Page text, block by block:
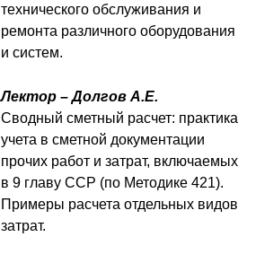
технического обслуживания и
ремонта различного оборудования
и систем.
Лектор – Долгов А.Е.
Сводный сметный расчет: практика
учета в сметной документации
прочих работ и затрат, включаемых
в 9 главу ССР (по Методике 421).
Примеры расчета отдельных видов
затрат.